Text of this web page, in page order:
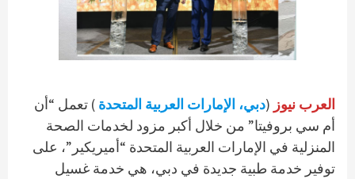
العرب نيوز (دبي، الإمارات العربية المتحدة ) تعمل “أن
أم سي بروفيتا” من خلال أكبر مزود لخدمات الصحة
المنزلية في الإمارات العربية المتحدة “أميريكير”، على
توفير خدمة طبية جديدة في دبي، هي خدمة غسيل